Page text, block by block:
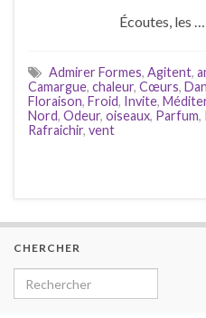
Écoutes, les …
Admirer Formes, Agitent,
Camargue, chaleur, Cœurs,
Floraison, Froid, Invite,
Nord, Odeur, oiseaux, Parfum,
Rafraichir, vent
CHERCHER
Search for: